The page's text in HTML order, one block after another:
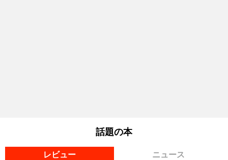
話題の本
レビュー ニュース